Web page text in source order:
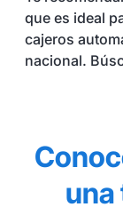
que es ideal
cajeros
nacional.
una